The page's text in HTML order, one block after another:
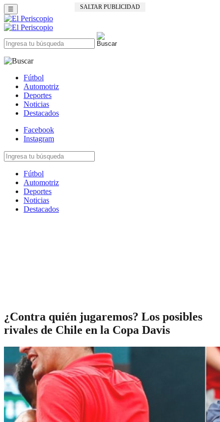
SALTAR PUBLICIDAD
☰
Fútbol
Automotriz
Deportes
Noticias
Destacados
Facebook
Instagram
Fútbol
Automotriz
Deportes
Noticias
Destacados
¿Contra quién jugaremos? Los posibles
rivales de Chile en la Copa Davis